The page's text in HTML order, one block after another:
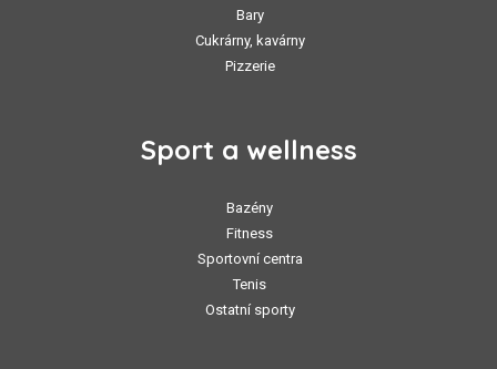
Bary
Cukrárny, kavárny
Pizzerie
Sport a wellness
Bazény
Fitness
Sportovní centra
Tenis
Ostatní sporty